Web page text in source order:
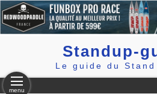
Standup-
Le guide du
menu